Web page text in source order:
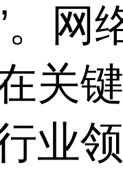
。网
关
业